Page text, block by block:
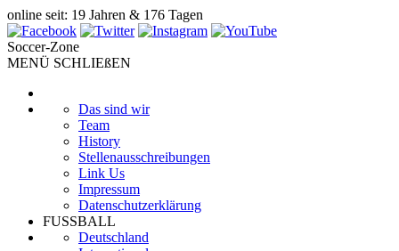
online seit: 19 Jahren & 176 Tagen
Soccer-Zone
MENÜ SCHLIEßEN
Das sind wir
Team
History
Stellenausschreibungen
Link Us
Impressum
Datenschutzerklärung
FUSSBALL
Deutschland